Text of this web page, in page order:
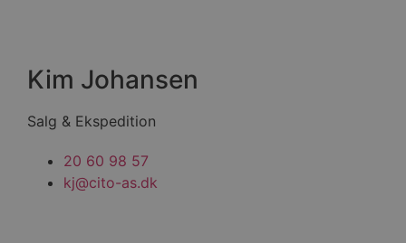
Kim Johansen
Salg & Ekspedition
20 60 98 57
kj@cito-as.dk